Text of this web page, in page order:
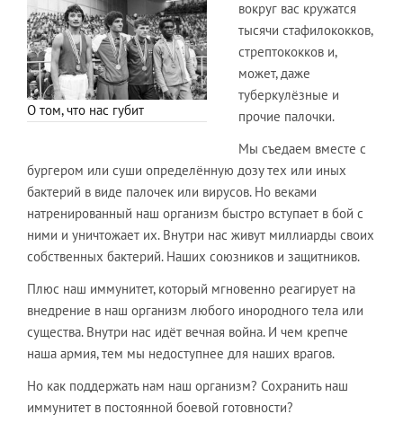
О том, что нас губит
вокруг вас кружатся
тысячи стафилококков,
стрептококков и,
может, даже
туберкулёзные и
прочие палочки.
​Мы съедаем вместе с
бургером или суши определённую дозу тех или иных
бактерий в виде палочек или вирусов. Но веками
натренированный наш организм быстро вступает в бой с
ними и уничтожает их. Внутри нас живут миллиарды своих
собственных бактерий. Наших союзников и защитников.
​Плюс наш иммунитет, который мгновенно реагирует на
внедрение в наш организм любого инородного тела или
существа. Внутри нас идёт вечная война. И чем крепче
наша армия, тем мы недоступнее для наших врагов.
​Но как поддержать нам наш организм? Сохранить наш
иммунитет в постоянной боевой готовности?